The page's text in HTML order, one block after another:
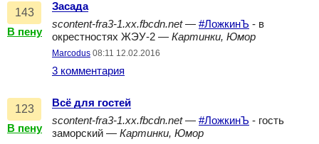
143
В пену
Засада
scontent-fra3-1.xx.fbcdn.net— #ЛожкинЪ - в
окрестностях ЖЭУ-2 — Картинки, Юмор
Marcodus 08:11 12.02.2016
3 комментария
123
В пену
Всё для гостей
scontent-fra3-1.xx.fbcdn.net— #ЛожкинЪ - гость
заморский — Картинки, Юмор